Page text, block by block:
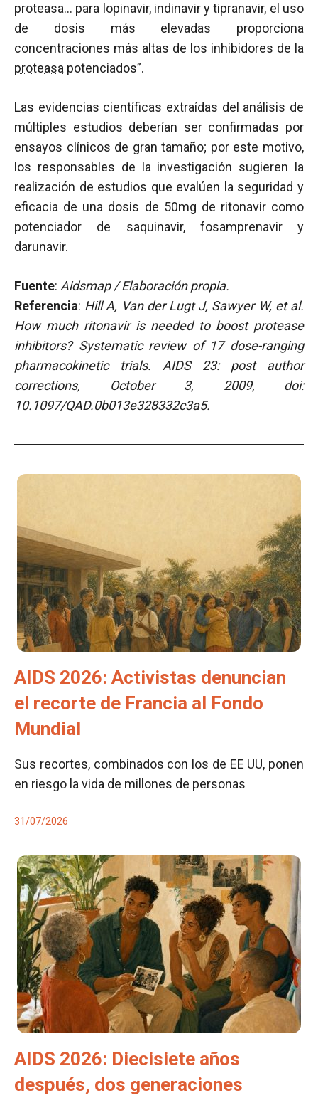
proteasa… para lopinavir, indinavir y tipranavir, el uso
de dosis más elevadas proporciona
concentraciones más altas de los inhibidores de la
proteasa potenciados”.
Las evidencias científicas extraídas del análisis de
múltiples estudios deberían ser confirmadas por
ensayos clínicos de gran tamaño; por este motivo,
los responsables de la investigación sugieren la
realización de estudios que evalúen la seguridad y
eficacia de una dosis de 50mg de ritonavir como
potenciador de saquinavir, fosamprenavir y
darunavir.
Fuente: Aidsmap / Elaboración propia.
Referencia: Hill A, Van der Lugt J, Sawyer W, et al.
How much ritonavir is needed to boost protease
inhibitors? Systematic review of 17 dose-ranging
pharmacokinetic trials. AIDS 23: post author
corrections, October 3, 2009, doi:
10.1097/QAD.0b013e328332c3a5.
AIDS 2026: Activistas denuncian
el recorte de Francia al Fondo
Mundial
Sus recortes, combinados con los de EE UU, ponen
en riesgo la vida de millones de personas
31/07/2026
AIDS 2026: Diecisiete años
después, dos generaciones